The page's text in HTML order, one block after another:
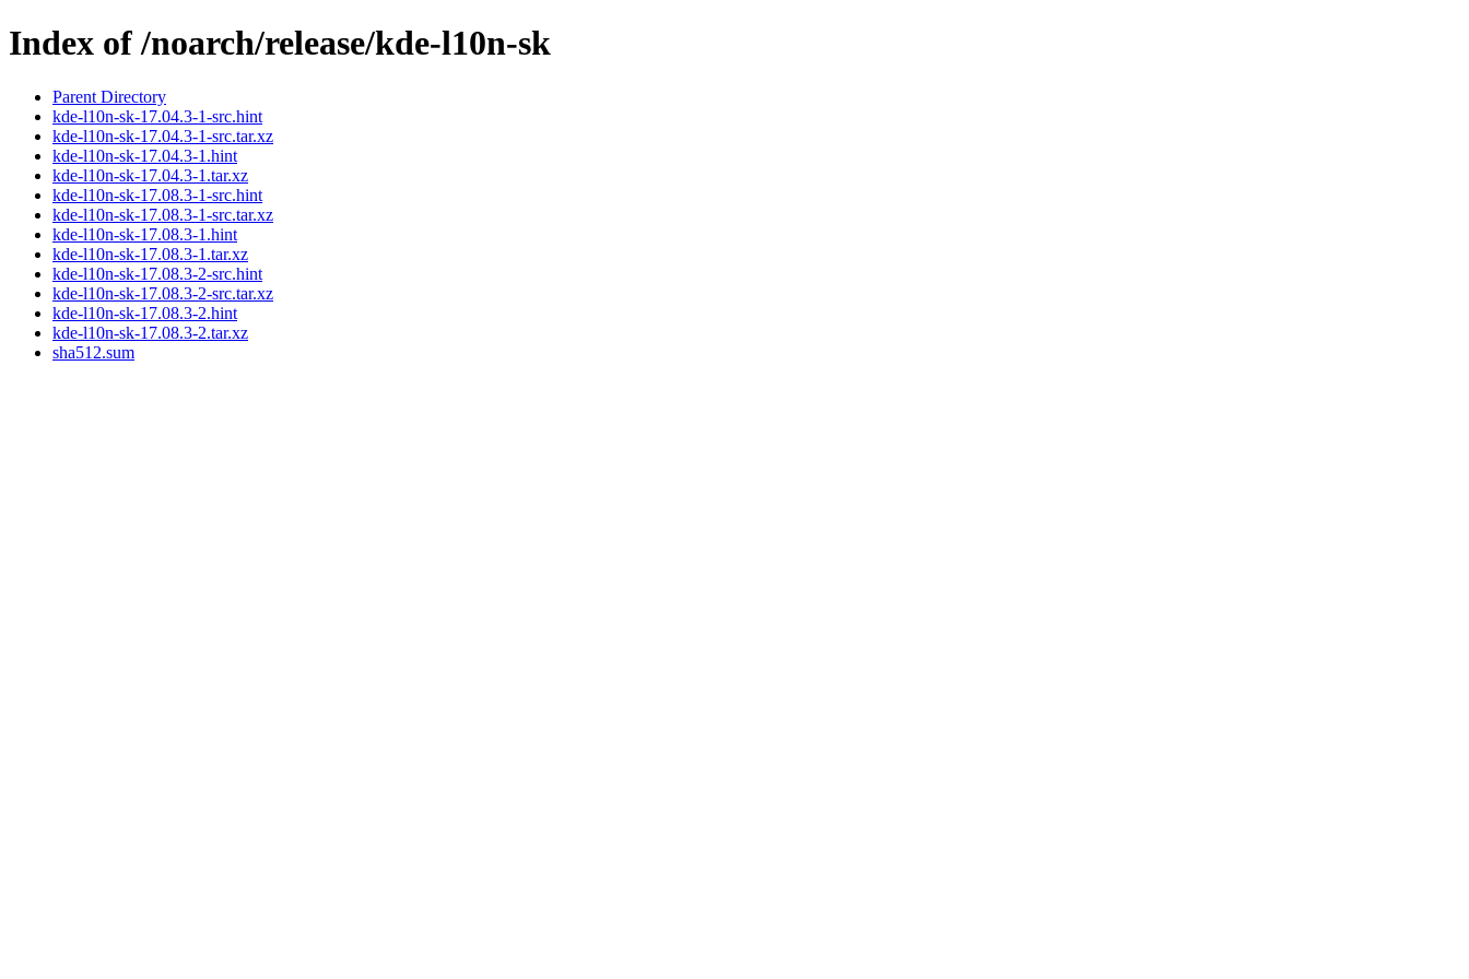
Index of /noarch/release/kde-l10n-sk
Parent Directory
kde-l10n-sk-17.04.3-1-src.hint
kde-l10n-sk-17.04.3-1-src.tar.xz
kde-l10n-sk-17.04.3-1.hint
kde-l10n-sk-17.04.3-1.tar.xz
kde-l10n-sk-17.08.3-1-src.hint
kde-l10n-sk-17.08.3-1-src.tar.xz
kde-l10n-sk-17.08.3-1.hint
kde-l10n-sk-17.08.3-1.tar.xz
kde-l10n-sk-17.08.3-2-src.hint
kde-l10n-sk-17.08.3-2-src.tar.xz
kde-l10n-sk-17.08.3-2.hint
kde-l10n-sk-17.08.3-2.tar.xz
sha512.sum